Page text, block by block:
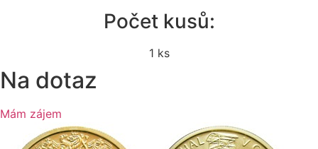
Počet kusů:
1 ks
Na dotaz
Mám zájem